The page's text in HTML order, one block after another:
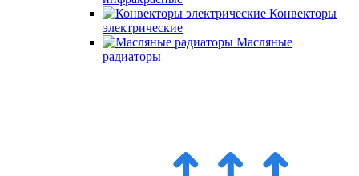
Конвекторы
электрические
Масляные
радиаторы